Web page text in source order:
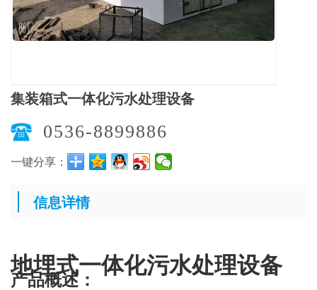
集装箱式一体化污水处理设备
0536-8899886
一键分享：
信息详情
地埋式一体化污水处理设备
产品概述：